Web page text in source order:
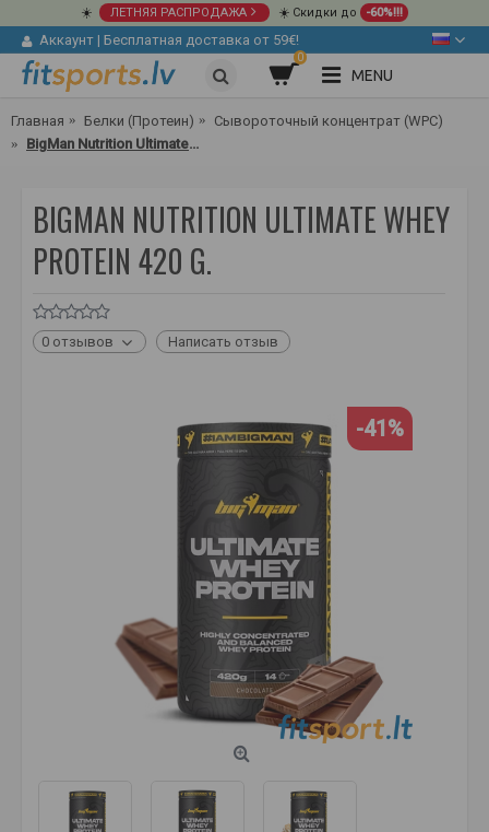
☀️ ЛЕТНЯЯ РАСПРОДАЖА ☀️ Скидки до -60%!!!
Аккаунт | Бесплатная доставка от 59€!
0
MENU
Главная Белки (Протеин)
Сывороточный концентрат (WPC)
BigMan Nutrition Ultimate Whey Protein 420 g.
BIGMAN NUTRITION ULTIMATE WHEY
PROTEIN 420 G.
0 отзывов Написать отзыв
-41%